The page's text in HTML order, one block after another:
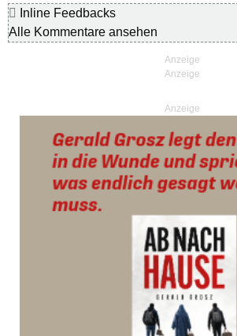
Inline Feedbacks
Alle Kommentare ansehen
Anzeige